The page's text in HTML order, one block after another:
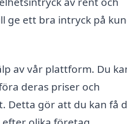
ge ett bra intryck på
av vår plattform. Du
deras priser och
Detta gör att du kan få